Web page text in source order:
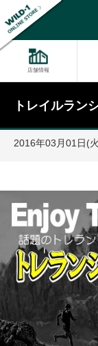
店舗情報
トレイルラン
2016年03月01日(